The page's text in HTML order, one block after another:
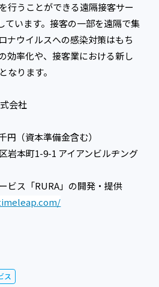
行うことができる遠隔接客サー
ています。接客の一部を遠隔で集
ナウイルスへの感染対策はもち
効率化や、接客業における新し
なります。
会社
円（資本準備金含む）
岩本町1-9-1 アイアンビルヂング
ビス「RURA」の開発・提供
ス